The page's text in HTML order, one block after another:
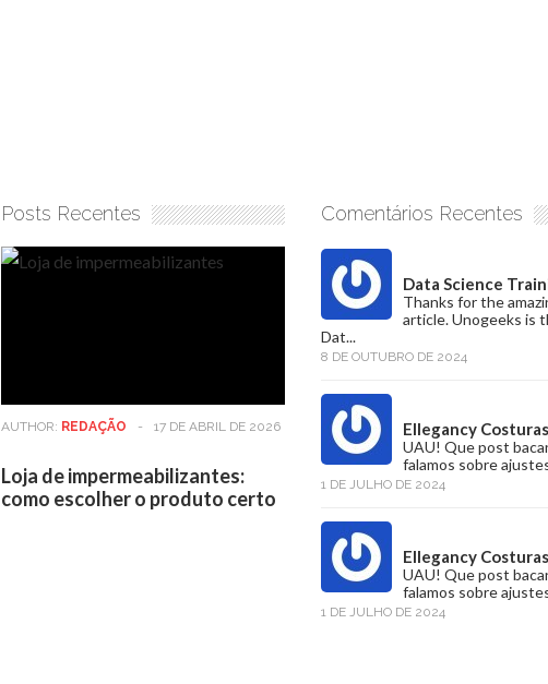
Posts Recentes
AUTHOR: REDAÇÃO - 17 DE ABRIL DE 2026
Loja de impermeabilizantes:
como escolher o produto certo
Comentários Recentes
Data Science
Thanks for the
article. Unogeeks is
Dat...
8 DE OUTUBRO DE 2024
Ellegancy Costuras
UAU! Que post
falamos sobre
1 DE JULHO DE 2024
Ellegancy Costuras
UAU! Que post
falamos sobre
1 DE JULHO DE 2024